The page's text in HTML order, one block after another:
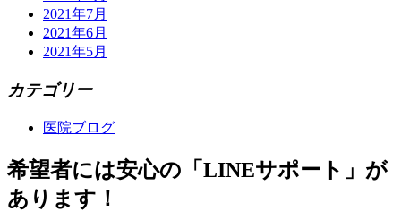
2021年7月
2021年6月
2021年5月
カテゴリー
医院ブログ
希望者には安心の「LINEサポート」が
あります！